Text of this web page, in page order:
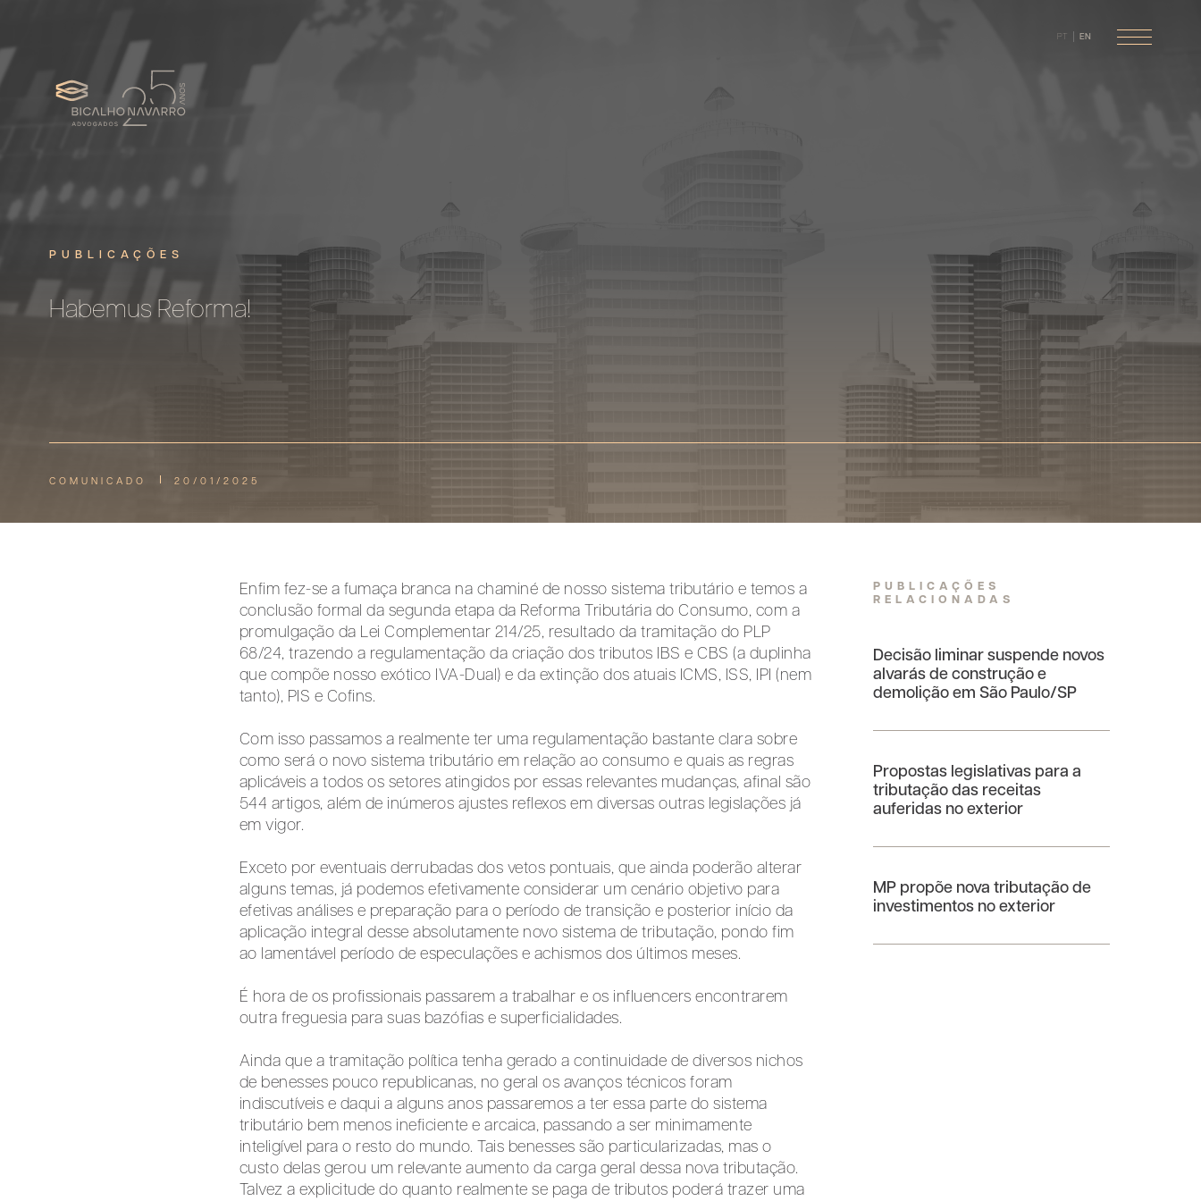
PT EN
PUBLICAÇÕES
Habemus Reforma!
COMUNICADO 20/01/2025
Enfim fez-se a fumaça branca na chaminé de nosso sistema tributário e temos a
conclusão formal da segunda etapa da Reforma Tributária do Consumo, com a
promulgação da Lei Complementar 214/25, resultado da tramitação do PLP
68/24, trazendo a regulamentação da criação dos tributos IBS e CBS (a duplinha
que compõe nosso exótico IVA-Dual) e da extinção dos atuais ICMS, ISS, IPI (nem
tanto), PIS e Cofins.
Com isso passamos a realmente ter uma regulamentação bastante clara sobre
como será o novo sistema tributário em relação ao consumo e quais as regras
aplicáveis a todos os setores atingidos por essas relevantes mudanças, afinal são
544 artigos, além de inúmeros ajustes reflexos em diversas outras legislações já
em vigor.
Exceto por eventuais derrubadas dos vetos pontuais, que ainda poderão alterar
alguns temas, já podemos efetivamente considerar um cenário objetivo para
efetivas análises e preparação para o período de transição e posterior início da
aplicação integral desse absolutamente novo sistema de tributação, pondo fim
ao lamentável período de especulações e achismos dos últimos meses.
É hora de os profissionais passarem a trabalhar e os influencers encontrarem
outra freguesia para suas bazófias e superficialidades.
Ainda que a tramitação política tenha gerado a continuidade de diversos nichos
de benesses pouco republicanas, no geral os avanços técnicos foram
indiscutíveis e daqui a alguns anos passaremos a ter essa parte do sistema
tributário bem menos ineficiente e arcaica, passando a ser minimamente
inteligível para o resto do mundo. Tais benesses são particularizadas, mas o
custo delas gerou um relevante aumento da carga geral dessa nova tributação.
Talvez a explicitude do quanto realmente se paga de tributos poderá trazer uma
PUBLICAÇÕES
RELACIONADAS
Decisão liminar suspende novos
alvarás de construção e
demolição em São Paulo/SP
Propostas legislativas para a
tributação das receitas
auferidas no exterior
MP propõe nova tributação de
investimentos no exterior